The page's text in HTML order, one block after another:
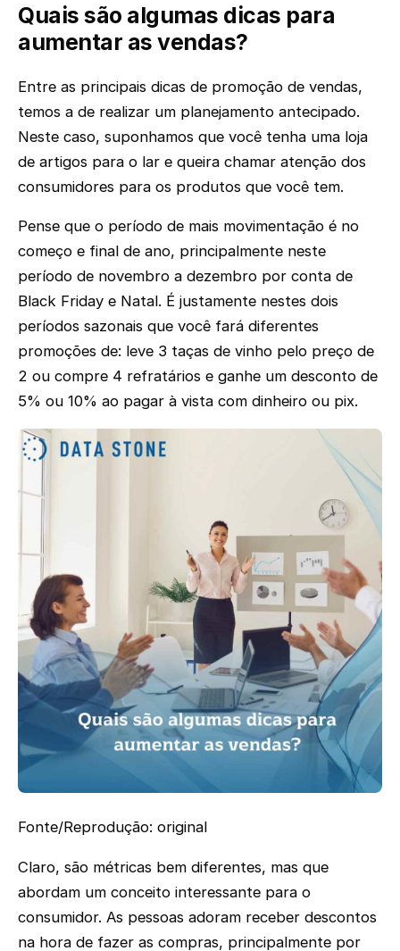
Quais são algumas dicas para
aumentar as vendas?
Entre as principais dicas de promoção de vendas,
temos a de realizar um planejamento antecipado.
Neste caso, suponhamos que você tenha uma loja
de artigos para o lar e queira chamar atenção dos
consumidores para os produtos que você tem.
Pense que o período de mais movimentação é no
começo e final de ano, principalmente neste
período de novembro a dezembro por conta de
Black Friday e Natal. É justamente nestes dois
períodos sazonais que você fará diferentes
promoções de: leve 3 taças de vinho pelo preço de
2 ou compre 4 refratários e ganhe um desconto de
5% ou 10% ao pagar à vista com dinheiro ou pix.
Fonte/Reprodução: original
Claro, são métricas bem diferentes, mas que
abordam um conceito interessante para o
consumidor. As pessoas adoram receber descontos
na hora de fazer as compras, principalmente por